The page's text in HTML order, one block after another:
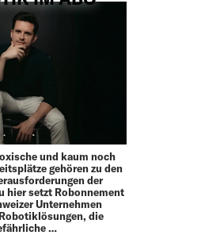
und kaum noch
gehören zu den
der
hier setzt Robonnement
Unternehmen
die
…